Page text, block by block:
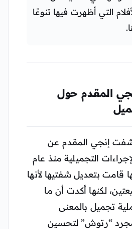
التي أظهرت فيها تنوعًا
المقدم حول
إنجي المقدم عن
التجميلية منذ عام
قامت بتعديل شفتيها لأنها
لكنها أكدت أن ما
تجميل بالمعنى
“رتوش” لتحسين